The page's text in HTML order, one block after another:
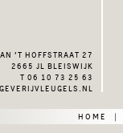
’t hoffstraat 27
2665 jl bleiswijk
t 06 10 73 25 63
home |